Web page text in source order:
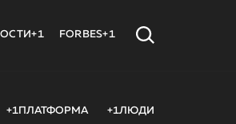
FORBES+1
+1ПЛАТФОРМА +1ЛЮДИ